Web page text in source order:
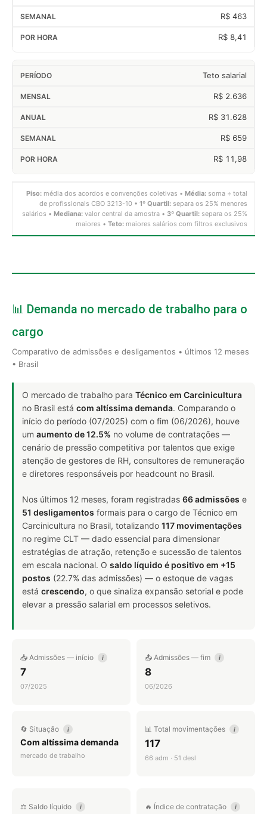
R$ 463
R$ 8,41
Teto salarial
R$ 2.636
R$ 31.628
R$ 659
R$ 11,98
Piso: média dos acordos e convenções coletivas • Média: soma ÷ total
de profissionais CBO 3213-10 • 1º Quartil: separa os 25% menores
salários • Mediana: valor central da amostra • 3º Quartil: separa os 25%
maiores • Teto: maiores salários com filtros exclusivos
📊 Demanda no mercado de trabalho para o
cargo
Comparativo de admissões e desligamentos • últimos 12 meses
• Brasil
O mercado de trabalho para Técnico em Carcinicultura
no Brasil está com altíssima demanda. Comparando o
início do período (07/2025) com o fim (06/2026), houve
um aumento de 12.5% no volume de contratações —
cenário de pressão competitiva por talentos que exige
atenção de gestores de RH, consultores de remuneração
e diretores responsáveis por headcount no Brasil.
Nos últimos 12 meses, foram registradas 66 admissões e
51 desligamentos formais para o cargo de Técnico em
Carcinicultura no Brasil, totalizando 117 movimentações
no regime CLT — dado essencial para dimensionar
estratégias de atração, retenção e sucessão de talentos
em escala nacional. O saldo líquido é positivo em +15
postos (22.7% das admissões) — o estoque de vagas
está crescendo, o que sinaliza expansão setorial e pode
elevar a pressão salarial em processos seletivos.
📥 Admissões — início i
7
07/2025
📤 Admissões — fim i
8
06/2026
🔄 Situação i
Com altíssima demanda
mercado de trabalho
📊 Total movimentações i
117
66 adm · 51 desl
⚖️ Saldo líquido i 🔥 Índice de contratação i